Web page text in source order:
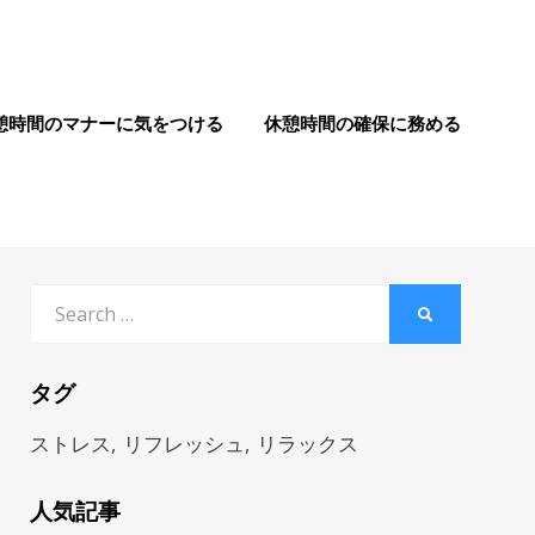
時間のマナーに気をつける 休憩時間の確保に務める
タグ
ストレス
リフレッシュ リラックス
人気記事